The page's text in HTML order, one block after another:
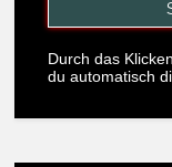
Durch das
du automatisch